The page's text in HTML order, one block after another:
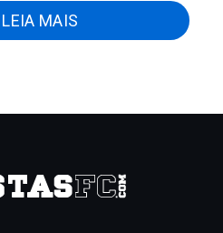
LEIA MAIS